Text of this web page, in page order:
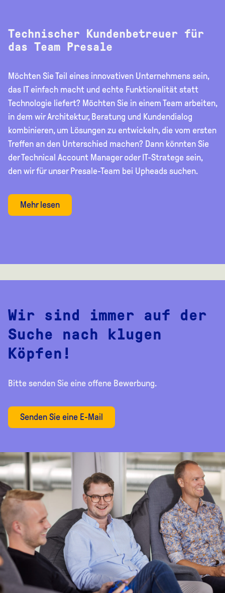
Technischer Kundenbetreuer für
das Team Presale
Möchten Sie Teil eines innovativen Unternehmens sein,
das IT einfach macht und echte Funktionalität statt
Technologie liefert? Möchten Sie in einem Team arbeiten,
in dem wir Architektur, Beratung und Kundendialog
kombinieren, um Lösungen zu entwickeln, die vom ersten
Treffen an den Unterschied machen? Dann könnten Sie
der Technical Account Manager oder IT-Stratege sein,
den wir für unser Presale-Team bei Upheads suchen.
Mehr lesen
Wir sind immer auf der
Suche nach klugen
Köpfen!
Bitte senden Sie eine offene Bewerbung.
Senden Sie eine E-Mail